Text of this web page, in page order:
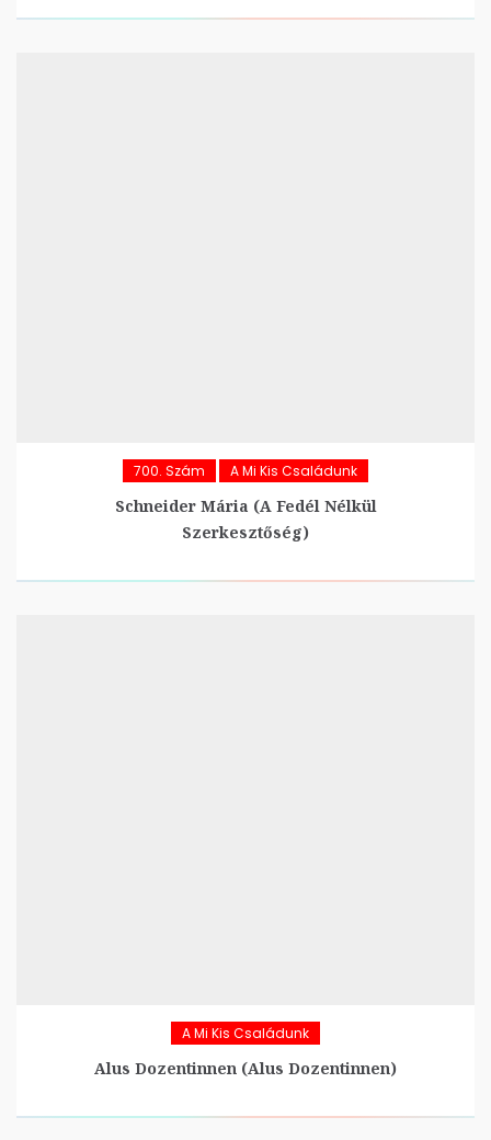
700. Szám A Mi Kis Családunk
Schneider Mária (A Fedél Nélkül
Szerkesztőség)
A Mi Kis Családunk
Alus Dozentinnen (Alus Dozentinnen)